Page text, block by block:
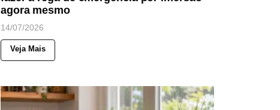
agora mesmo
14/07/2026
Veja Mais